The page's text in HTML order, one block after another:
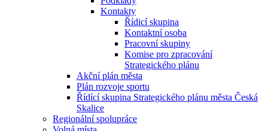
Kontakty
Řídicí skupina
Kontaktní osoba
Pracovní skupiny
Komise pro zpracování
Strategického plánu
Akční plán města
Plán rozvoje sportu
Řídící skupina Strategického plánu města Česká
Skalice
Regionální spolupráce